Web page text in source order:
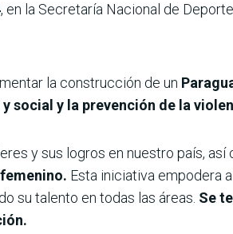
, en la Secretaría Nacional de
la construcción de un
y la prevención de la
y sus logros en nuestro país, así
Esta iniciativa empodera
su talento en todas las áreas. Se